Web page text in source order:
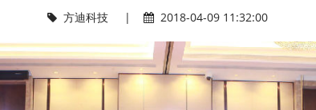
方迪科技 | 2018-04-09 11:32:00